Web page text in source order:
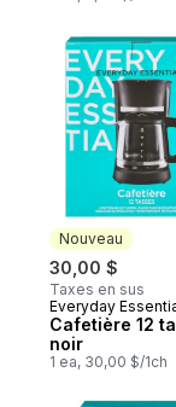
Nouveau
30,00 $
Taxes en sus
Nouveau
Everyday
Cafetière 12
noir
1 ea, 30,00 $/1ch